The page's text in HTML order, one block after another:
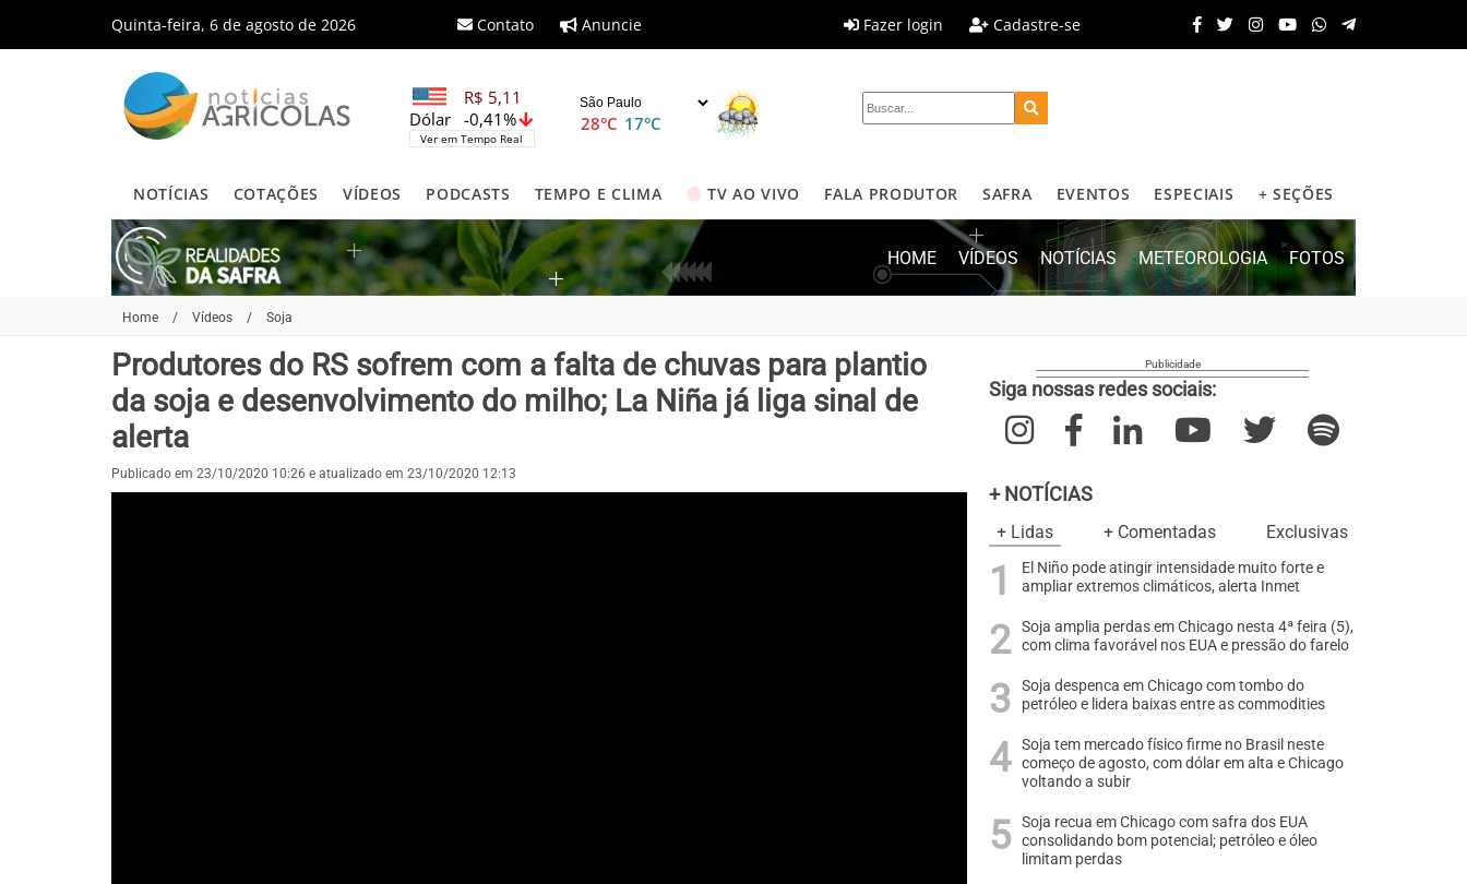
Quinta-feira, 6 de agosto de 2026 Contato Anuncie Fazer login Cadastre-se
R$ 5,11
-0,41%
Dólar
Ver em Tempo Real
28°C 17°C
NOTÍCIAS COTAÇÕES VÍDEOS PODCASTS TEMPO E CLIMA TV AO VIVO FALA PRODUTOR SAFRA EVENTOS ESPECIAIS + SEÇÕES
HOME VÍDEOS NOTÍCIAS METEOROLOGIA FOTOS
Home / Vídeos / Soja
Produtores do RS sofrem com a falta de chuvas para plantio
da soja e desenvolvimento do milho; La Niña já liga sinal de
alerta
Publicado em 23/10/2020 10:26 e atualizado em 23/10/2020 12:13
Siga nossas redes sociais:
+ NOTÍCIAS
+ Lidas + Comentadas Exclusivas
El Niño pode atingir intensidade muito forte e
ampliar extremos climáticos, alerta Inmet
Soja amplia perdas em Chicago nesta 4ª feira (5),
com clima favorável nos EUA e pressão do farelo
Soja despenca em Chicago com tombo do
petróleo e lidera baixas entre as commodities
Soja tem mercado físico firme no Brasil neste
começo de agosto, com dólar em alta e Chicago
voltando a subir
Soja recua em Chicago com safra dos EUA
consolidando bom potencial; petróleo e óleo
limitam perdas